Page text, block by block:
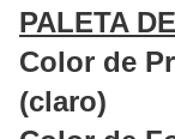
PALETA
Color de
(claro)